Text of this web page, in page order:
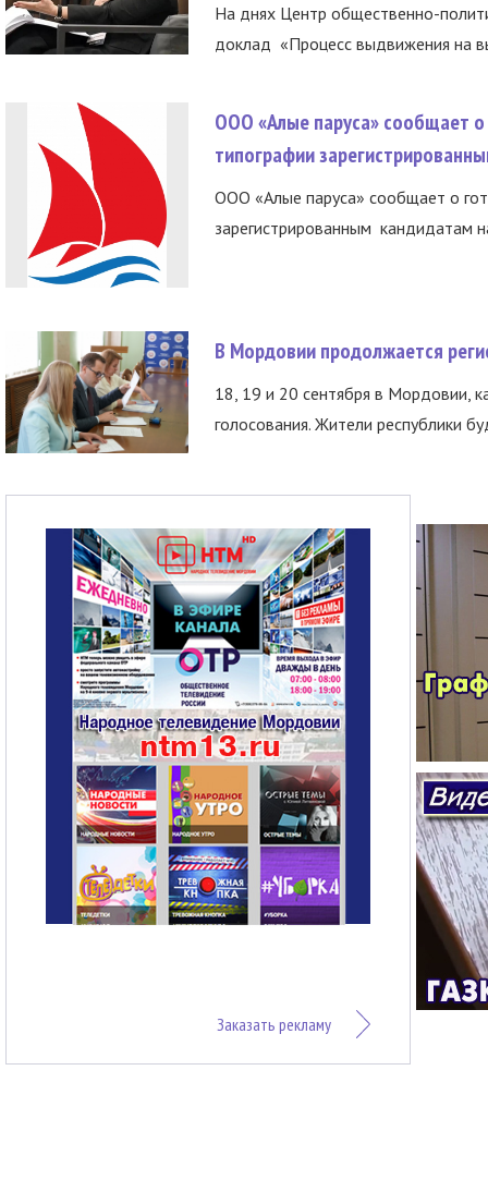
На днях Центр общественно-
доклад «Процесс выдвижения на
ООО «Алые паруса» сообщает о
типографии
ООО «Алые паруса» сообщает о
зарегистрированным кандидатам
В Мордовии продолжается
18, 19 и 20 сентября в Мордовии,
голосования. Жители республики
Заказать рекламу